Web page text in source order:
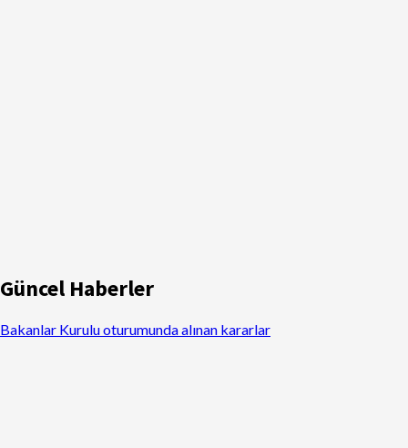
Güncel Haberler
Bakanlar Kurulu oturumunda alınan kararlar